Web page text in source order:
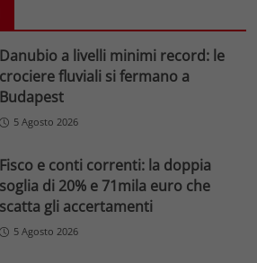
Danubio a livelli minimi record: le
crociere fluviali si fermano a
Budapest
5 Agosto 2026
Fisco e conti correnti: la doppia
soglia di 20% e 71mila euro che
scatta gli accertamenti
5 Agosto 2026